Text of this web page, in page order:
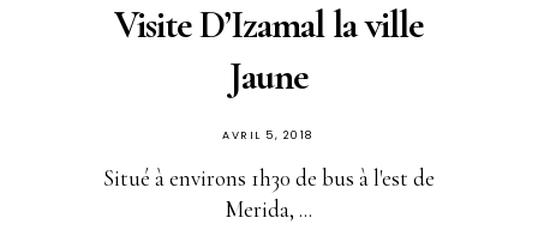
Visite D’Izamal la ville
Jaune
PUBLIÉ
AVRIL 5, 2018
Situé à environs 1h30 de bus à l'est de
Merida, ...